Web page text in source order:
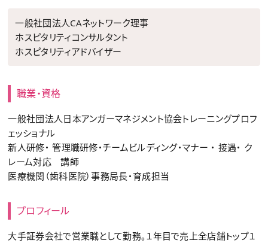
一般社団法人CAネットワーク理事
ホスピタリティコンサルタント
ホスピタリティアドバイザー
職業・資格
一般社団法人日本アンガーマネジメント協会トレーニングプロフ
ェッショナル
新人研修・ 管理職研修・チームビルディング・マナー ・ 接遇・ ク
レーム対応 講師
医療機関（歯科医院）事務局長・育成担当
プロフィール
大手証券会社で営業職として勤務。１年目で売上全店舗トップ１